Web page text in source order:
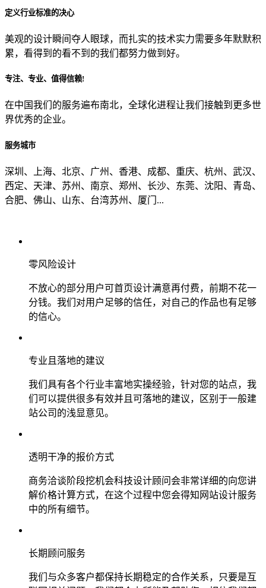
贵公司的团队规模是？
目前主要的营销渠道是？
定义行业标准的决心
美观的设计瞬间夺人眼球，而扎实的技术实力需要多年默默积
累，看得到的看不到的我们都努力做到好。
专注、专业、值得信赖!
在中国我们的服务遍布南北，全球化进程让我们接触到更多世
界优秀的企业。
服务城市
深圳、上海、北京、广州、香港、成都、重庆、杭州、武汉、
西定、天津、苏州、南京、郑州、长沙、东莞、沈阳、青岛、
合肥、佛山、山东、台湾苏州、厦门...
零风险设计
不放心的部分用户可首页设计满意再付费，前期不花一
分钱。我们对用户足够的信任，对自己的作品也有足够
的信心。
专业且落地的建议
我们具有各个行业丰富地实操经验，针对您的站点，我
们可以提供很多有效并且可落地的建议，区别于一般建
站公司的浅显意见。
透明干净的报价方式
商务洽谈阶段挖机会科技设计顾问会非常详细的向您讲
解价格计算方式，在这个过程中您会得知网站设计服务
中的所有细节。
长期顾问服务
我们与众多客户都保持长期稳定的合作关系，只要是互